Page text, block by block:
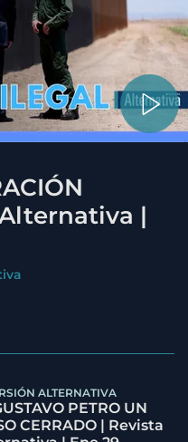
|
ALTERNATIVA
PETRO UN
CERRADO | Revista